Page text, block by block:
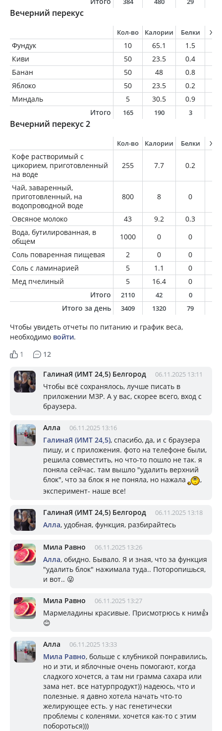
Вечерний перекус
Кол-во Калории Белки
Фундук 10 65.1 1.5
Киви
50 23.5 0.4
Банан
50 48 0.8
Яблоко
50 23.5 0.2
Миндаль
5 30.5 0.9
Итого
165 190 3
Вечерний перекус 2
Кол-во Калории Белки
Кофе растворимый с
цикорием, приготовленный
на воде
255 7.7 0.2
Чай, заваренный,
приготовленный, на
водопроводной воде
800 8 0
Овсяное молоко 43 9.2 0.3
Вода, бутилированная, в
общем
1000 0 0
Соль поваренная пищевая
2 0 0
Соль с ламинарией
5 1.1 0
Мед пчелиный
5 16.4 0
Итого
2110 42 0
Итого за день 3409 1320 79
Чтобы увидеть отчеты по питанию и график веса,
необходимо войти.
1
12
ГалинаЯ (ИМТ 24,5) Белгород 06.11.2025 13:11
Чтобы всё сохранялось, лучше писать в
приложении МЗР. А у вас, скорее всего, вход с
браузера.
Алла 06.11.2025 13:16
ГалинаЯ (ИМТ 24,5), спасибо, да, и с браузера
пишу, и с приложения. фото на телефоне были,
решила совместить, но что-то пошло не так. я
поняла сейчас. там вышло "удалить верхний
блок", что за блок я не поняла, но нажала
,
эксперимент- наше все!
ГалинаЯ (ИМТ 24,5) Белгород 06.11.2025 13:18
Алла, удобная, функция, разбирайтесь
Мила Равно 06.11.2025 13:26
Алла, обидно. Бывало. Я и зная, что за функция
"удалить блок" нажимала туда.. Поторопишься,
и вот.. 😜
Мила Равно 06.11.2025 13:27
Мармеладины красивые. Присмотрюсь к ним👍
😊
Алла 06.11.2025 13:33
Мила Равно, больше с клубникой понравились,
но и эти, и яблочные очень помогают, когда
сладкого хочется, а там ни грамма сахара или
зама нет. все натурпродукт)) надеюсь, что и
полезные. я давно хотела начать что-то
желирующее есть. у нас генетически
проблемы с коленями. хочется как-то с этим
побороться)))